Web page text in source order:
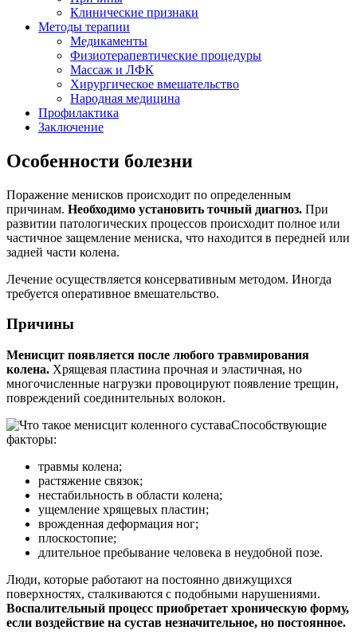
Клинические признаки
Методы терапии
Медикаменты
Физиотерапевтические процедуры
Массаж и ЛФК
Хирургическое вмешательство
Народная медицина
Профилактика
Заключение
Особенности болезни
Поражение менисков происходит по определенным
причинам. Необходимо установить точный диагноз. При
развитии патологических процессов происходит полное или
частичное защемление мениска, что находится в передней или
задней части колена.
Лечение осуществляется консервативным методом. Иногда
требуется оперативное вмешательство.
Причины
Менисцит появляется после любого травмирования
колена. Хрящевая пластина прочная и эластичная, но
многочисленные нагрузки провоцируют появление трещин,
повреждений соединительных волокон.
Способствующие
факторы:
травмы колена;
растяжение связок;
нестабильность в области колена;
ущемление хрящевых пластин;
врожденная деформация ног;
плоскостопие;
длительное пребывание человека в неудобной позе.
Люди, которые работают на постоянно движущихся
поверхностях, сталкиваются с подобными нарушениями.
Воспалительный процесс приобретает хроническую форму,
если воздействие на сустав незначительное, но постоянное.